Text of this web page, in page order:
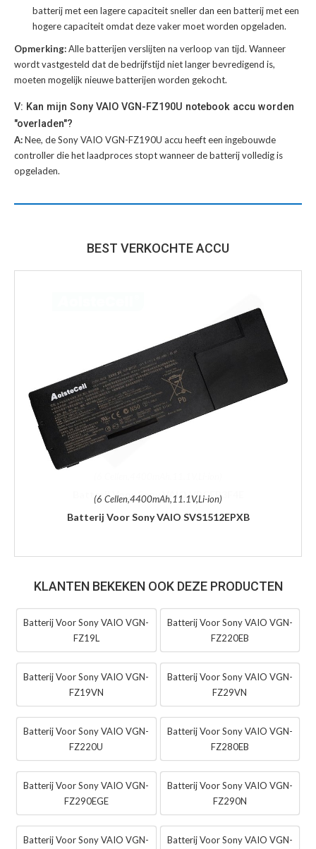
batterij met een lagere capaciteit sneller dan een batterij met een
hogere capaciteit omdat deze vaker moet worden opgeladen.
Opmerking:Alle batterijen verslijten na verloop van tijd. Wanneer
wordt vastgesteld dat de bedrijfstijd niet langer bevredigend is,
moeten mogelijk nieuwe batterijen worden gekocht.
V: Kan mijn Sony VAIO VGN-FZ190U notebook accu worden
"overladen"?
A:Nee, de Sony VAIO VGN-FZ190U accu heeft een ingebouwde
controller die het laadproces stopt wanneer de batterij volledig is
opgeladen.
BEST VERKOCHTE ACCU
(6 Cellen,4400mAh,11.1V,Li-ion)
Batterij Voor Sony VAIO SVS1512EPXB
KLANTEN BEKEKEN OOK DEZE PRODUCTEN
Batterij Voor Sony VAIO VGN-
FZ19L
Batterij Voor Sony VAIO VGN-
FZ220EB
Batterij Voor Sony VAIO VGN-
FZ19VN
Batterij Voor Sony VAIO VGN-
FZ29VN
Batterij Voor Sony VAIO VGN-
FZ220U
Batterij Voor Sony VAIO VGN-
FZ280EB
Batterij Voor Sony VAIO VGN-
FZ290EGE
Batterij Voor Sony VAIO VGN-
FZ290N
Batterij Voor Sony VAIO VGN-
Batterij Voor Sony VAIO VGN-